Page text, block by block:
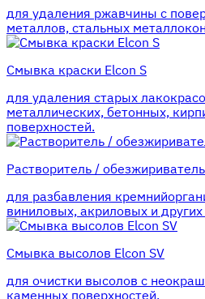
для удаления ржавчины с
металлов, стальных
Смывка краски Elcon S
для удаления старых
металлических, бетонных,
поверхностей.
Растворитель /
для разбавления
виниловых, акриловых и
Смывка высолов Elcon SV
для очистки высолов с
каменных поверхностей.